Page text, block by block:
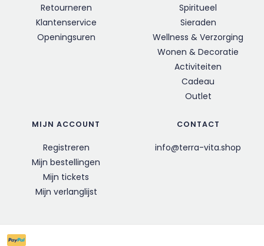
Retourneren
Klantenservice
Openingsuren
Spiritueel
Sieraden
Wellness & Verzorging
Wonen & Decoratie
Activiteiten
Cadeau
Outlet
MIJN ACCOUNT
Registreren
Mijn bestellingen
Mijn tickets
Mijn verlanglijst
CONTACT
info@terra-vita.shop